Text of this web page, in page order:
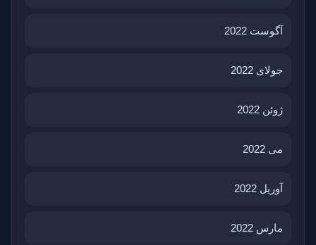
آگوست 2022
جولای 2022
ژوئن 2022
می 2022
آوریل 2022
مارس 2022